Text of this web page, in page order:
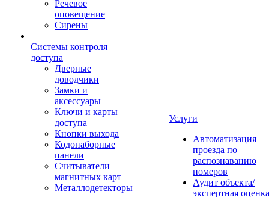
Речевое
оповещение
Сирены
Системы контроля
доступа
Дверные
доводчики
Замки и
аксессуары
Ключи и карты
доступа
Кнопки выхода
Кодонаборные
панели
Считыватели
магнитных карт
Металлодетекторы
Услуги
Автоматизация
проезда по
распознаванию
номеров
Аудит объекта/
экспертная оценка